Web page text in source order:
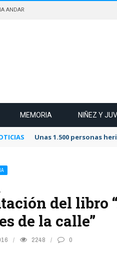
ANDAR
MEMORIA NIÑEZ Y
Unas 1.500 personas
del libro
de la calle”
2248 0